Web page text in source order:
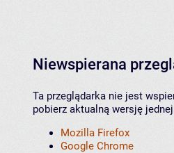
Niewspierana
Ta przeglądarka nie jest
pobierz aktualną wersję
Mozilla Firefox
Google Chrome